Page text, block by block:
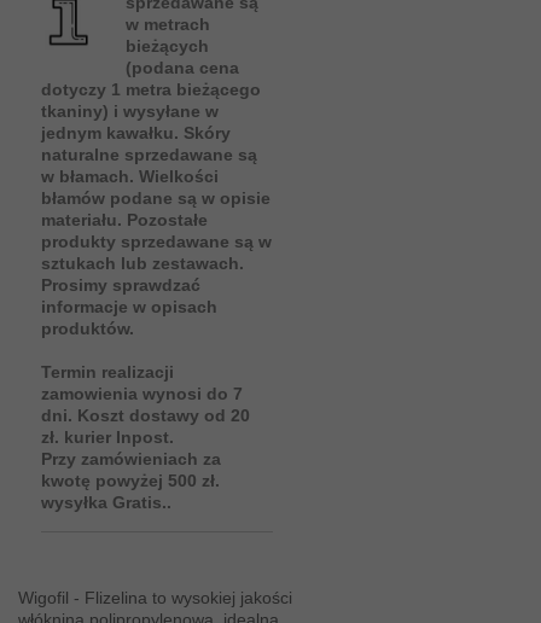
w metrach
bieżących
(podana cena
dotyczy 1 metra bieżącego
tkaniny) i wysyłane w
jednym kawałku. Skóry
naturalne sprzedawane są
w błamach. Wielkości
błamów podane są w opisie
materiału. Pozostałe
produkty sprzedawane są w
sztukach lub zestawach.
Prosimy sprawdzać
informacje w opisach
produktów.
Termin realizacji
zamowienia wynosi do 7
dni. Koszt dostawy od 20
zł. kurier Inpost.
Przy zamówieniach za
kwotę powyżej 500 zł.
wysyłka Gratis..
Wigofil - Flizelina to wysokiej jakości